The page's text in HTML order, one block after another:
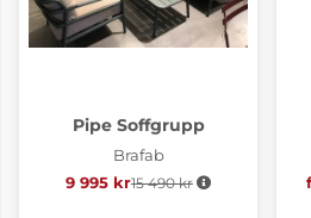
Pipe Soffgrupp
Brafab
9 995 kr Ordinarie pris:
15 490 kr